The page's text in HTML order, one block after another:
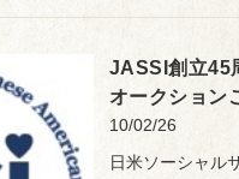
JASSI創立45
オークション
10/02/26
日米ソーシャル